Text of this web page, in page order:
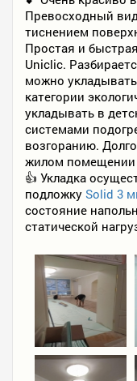
Превосходный
тиснением
Простая и
Uniclic.
можно
категории
укладывать в
системами
возгоранию.
жилом помещении
👍 Укладка
подложку Solid 3
состояние
статической